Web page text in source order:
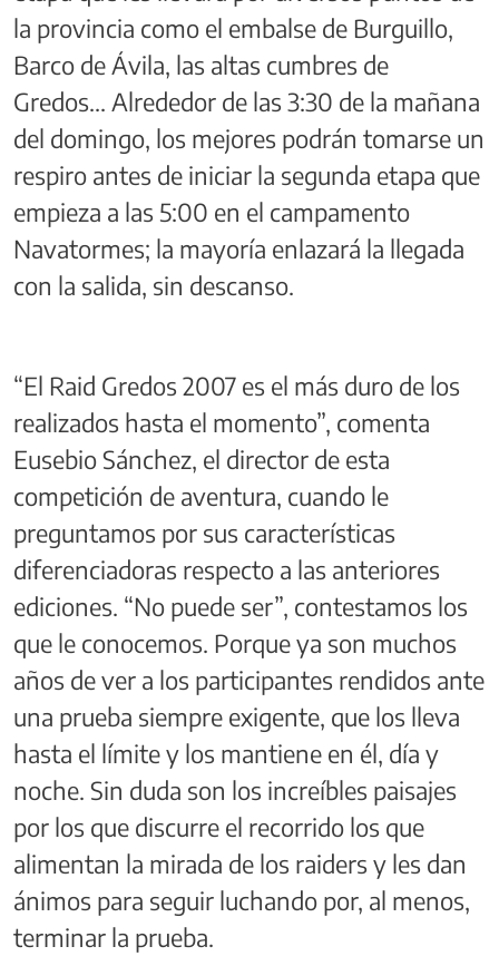
la provincia como el embalse de Burguillo,
Barco de Ávila, las altas cumbres de
Gredos... Alrededor de las 3:30 de la mañana
del domingo, los mejores podrán tomarse un
respiro antes de iniciar la segunda etapa que
empieza a las 5:00 en el campamento
Navatormes; la mayoría enlazará la llegada
con la salida, sin descanso.
“El Raid Gredos 2007 es el más duro de los
realizados hasta el momento”, comenta
Eusebio Sánchez, el director de esta
competición de aventura, cuando le
preguntamos por sus características
diferenciadoras respecto a las anteriores
ediciones. “No puede ser”, contestamos los
que le conocemos. Porque ya son muchos
años de ver a los participantes rendidos ante
una prueba siempre exigente, que los lleva
hasta el límite y los mantiene en él, día y
noche. Sin duda son los increíbles paisajes
por los que discurre el recorrido los que
alimentan la mirada de los raiders y les dan
ánimos para seguir luchando por, al menos,
terminar la prueba.